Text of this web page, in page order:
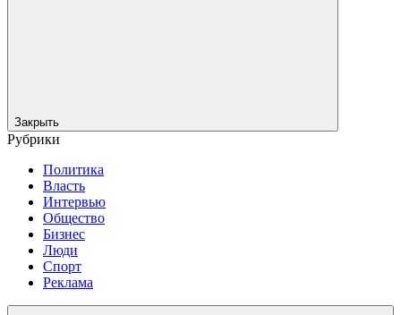
Закрыть
Рубрики
Политика
Власть
Интервью
Общество
Бизнес
Люди
Спорт
Реклама